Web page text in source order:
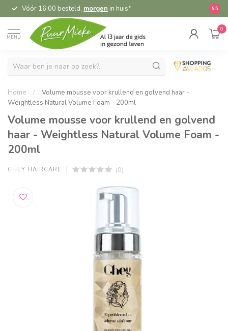
Vóór 16:00 besteld, morgen in huis* 9.5
MENU
0
Home /
Volume mousse voor krullend en golvend haar -
Weightless Natural Volume Foam - 200ml
Volume mousse voor krullend en golvend
haar - Weightless Natural Volume Foam -
200ml
CHEY HAIRCARE (0)